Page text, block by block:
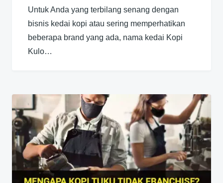
Untuk Anda yang terbilang senang dengan
bisnis kedai kopi atau sering memperhatikan
beberapa brand yang ada, nama kedai Kopi
Kulo…